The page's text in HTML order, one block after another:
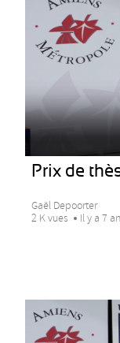
Prix de
Gaël Depoorter
2 K vues
Il y a 7